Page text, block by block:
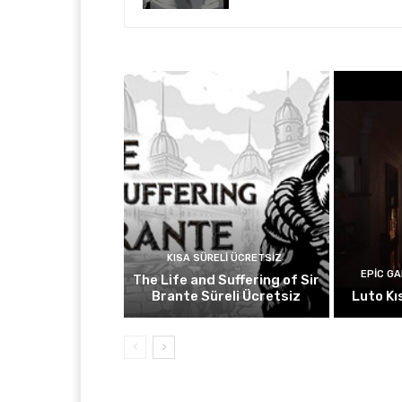
KISA SÜRELI ÜCRETSIZ
The Life and Suffering of Sir
Brante Süreli Ücretsiz
EPIC
Luto